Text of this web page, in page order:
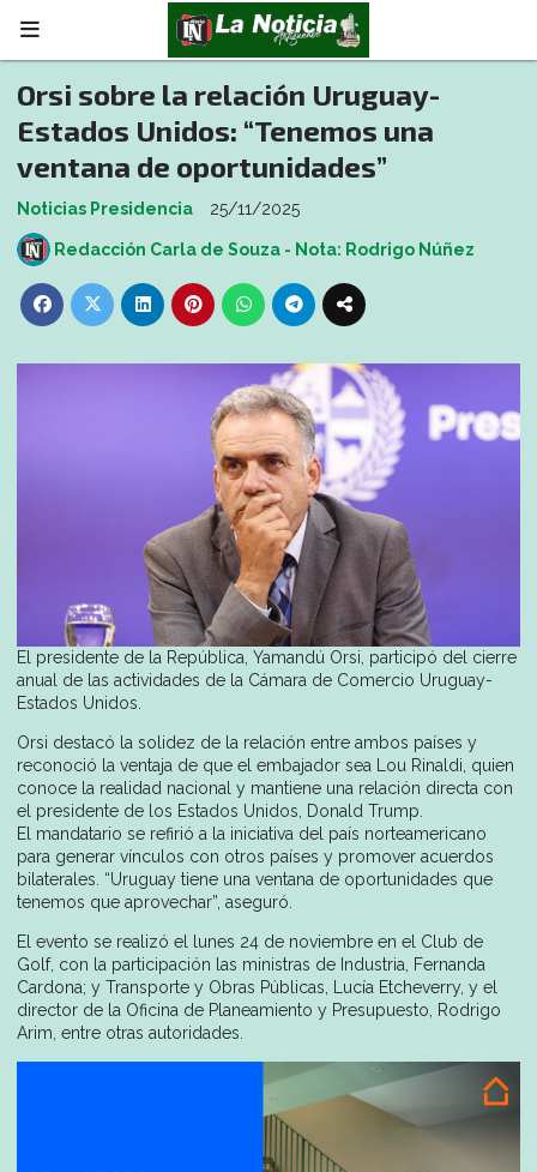
Orsi sobre la relación Uruguay-
Estados Unidos: “Tenemos una
ventana de oportunidades”
Noticias Presidencia 25/11/2025
Redacción Carla de Souza - Nota: Rodrigo Núñez
El presidente de la República, Yamandú Orsi, participó del cierre
anual de las actividades de la Cámara de Comercio Uruguay-
Estados Unidos.
Orsi destacó la solidez de la relación entre ambos países y
reconoció la ventaja de que el embajador sea Lou Rinaldi, quien
conoce la realidad nacional y mantiene una relación directa con
el presidente de los Estados Unidos, Donald Trump.
El mandatario se refirió a la iniciativa del país norteamericano
para generar vínculos con otros países y promover acuerdos
bilaterales. “Uruguay tiene una ventana de oportunidades que
tenemos que aprovechar”, aseguró.
El evento se realizó el lunes 24 de noviembre en el Club de
Golf, con la participación las ministras de Industria, Fernanda
Cardona; y Transporte y Obras Públicas, Lucía Etcheverry, y el
director de la Oficina de Planeamiento y Presupuesto, Rodrigo
Arim, entre otras autoridades.